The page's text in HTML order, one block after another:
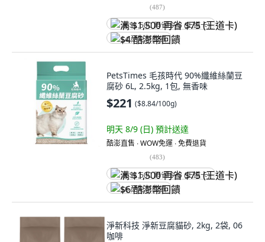
(487)
满 $1,500 再省 $75 (王道卡)
$4 酷澎幣回饋
PetsTimes 毛孩時代 90%纖維絲蘭豆
腐砂 6L, 2.5kg, 1包, 無香味
$221 ($8.84/100g)
明天 8/9 (日) 預計送達
酷澎直售 ∙ WOW免運 ∙ 免費退貨
(483)
满 $1,500 再省 $75 (王道卡)
$6 酷澎幣回饋
淨新科技 淨新豆腐貓砂, 2kg, 2袋, 06
咖啡